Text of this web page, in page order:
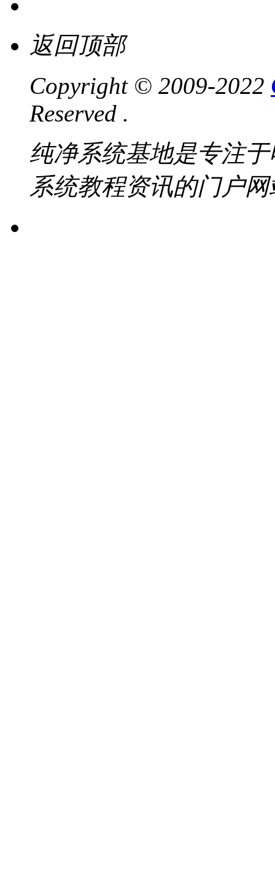
返回顶部
Copyright © 2009-2022
Reserved .
纯净系统基地是专注
系统教程资讯的门户